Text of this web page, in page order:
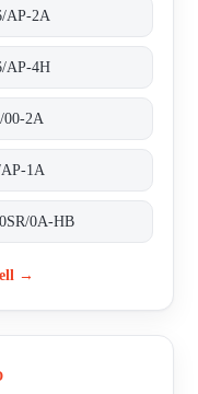
AP-2A
AP-4H
00-2A
1A
0A-HB
→